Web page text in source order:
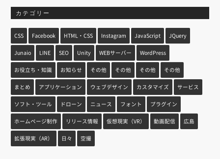
カテゴリー
CSS Facebook HTML・CSS Instagram JavaScript JQuery
Junaio LINE SEO Unity WEBサーバー WordPress
お役立ち・知識 お知らせ その他 その他 その他 その他
まとめ アプリケーション ウェブデザイン カスタマイズ サービス
ソフト・ツール ドローン ニュース フォント プラグイン
ホームページ制作 リリース情報 仮想現実（VR） 動画配信 広島
拡張現実（AR） 日々 空撮